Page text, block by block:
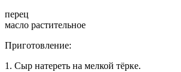
перец
масло растительное
Приготовление:
1. Сыр натереть на мелкой тёрке.